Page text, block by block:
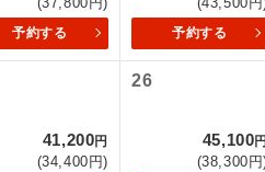
予約する 予約する
41,200円
(34,400円)
26
45,100円
(38,300円
りますので、コールセンター及
絶景スポットに立ち寄
温泉地にも宿泊するコー
ご宿泊ホテルに大浴場が